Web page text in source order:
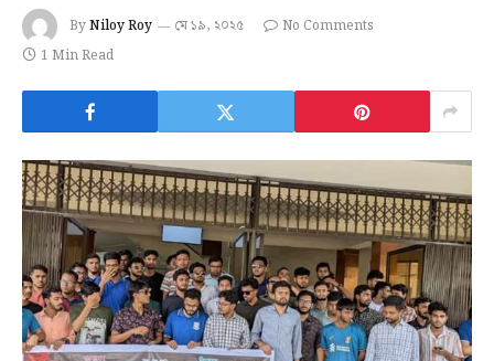
ByNiloy Roy মে ১৯, ২০২৫
No Comments
1 Min Read